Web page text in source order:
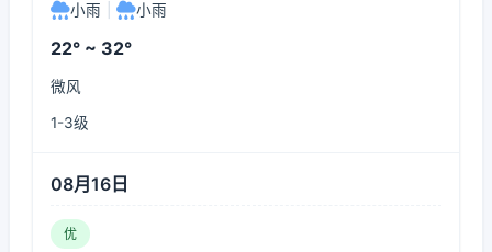
小雨 小雨
22° ~ 32°
微风
1-3级
08月16日
优